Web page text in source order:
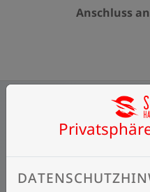
Anschluss
MEHR
ÖHERE